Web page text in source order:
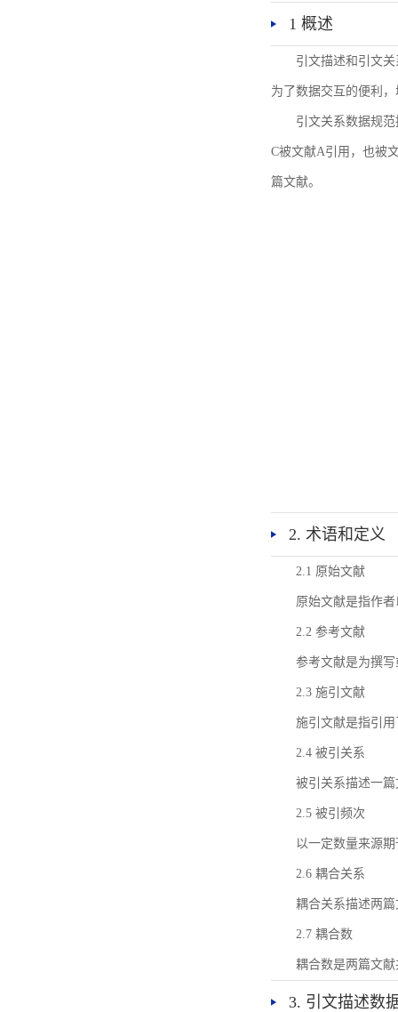
1 概述
引文描述和引文
为了数据交互的便利
引文关系数据规
C被文献A引用，也被
篇文献。
2. 术语和定义
2.1 原始文献
原始文献是指作
2.2 参考文献
参考文献是为撰
2.3 施引文献
施引文献是指引
2.4 被引关系
被引关系描述一
2.5 被引频次
以一定数量来源
2.6 耦合关系
耦合关系描述两
2.7 耦合数
耦合数是两篇文
3. 引文描述数